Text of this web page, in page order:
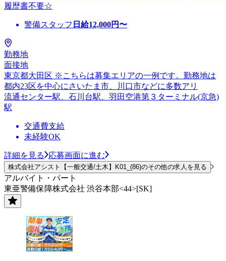
履歴書不要☆
警備スタッフ 日給12,000円〜
勤務地
面接地
東京都大田区 ※こちらは募集エリアの一例です。勤務地は
都内23区を中心にさいたま市、川口市などに多数アリ
流通センター駅、石川台駅、羽田空港第３ターミナル(京急)
駅
交通費支給
未経験OK
詳細を見る 応募画面に進む
株式会社アシスト【一般交通/土木】K01_(86)のその他の求人を見る
アルバイト・パート
東亜警備保障株式会社 渋谷本部<44>[SK]